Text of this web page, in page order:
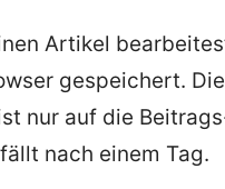
Artikel
gespeichert.
nur auf die
nach einem Tag.